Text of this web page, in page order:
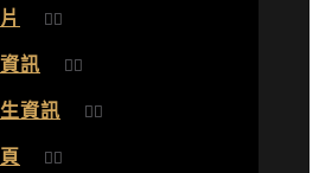
訊
資訊